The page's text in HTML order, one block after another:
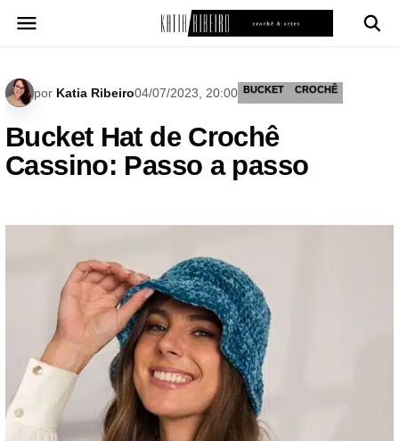
para
por Katia Ribeiro04/07/2023, 20:00 BUCKET CROCHÊ
Bucket Hat de Crochê
Cassino: Passo a passo